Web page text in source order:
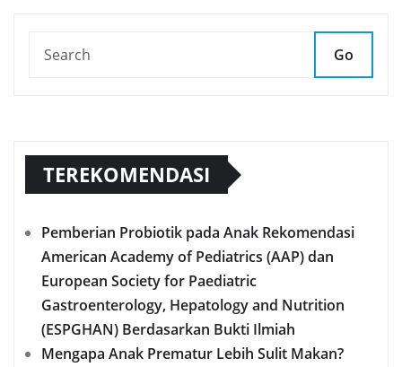
Go
TEREKOMENDASI
Pemberian Probiotik pada Anak Rekomendasi
American Academy of Pediatrics (AAP) dan
European Society for Paediatric
Gastroenterology, Hepatology and Nutrition
(ESPGHAN) Berdasarkan Bukti Ilmiah
Mengapa Anak Prematur Lebih Sulit Makan?